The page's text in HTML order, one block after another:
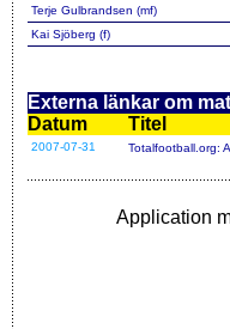
Terje Gulbrandsen (mf)
Kai Sjöberg (f)
Externa länkar om
Datum
Titel
2007-07-31 Totalfootball.org:
Application